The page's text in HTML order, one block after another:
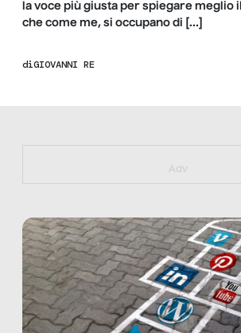
la voce più giusta per spiegare meglio
che come me, si occupano di […]
diGIOVANNI RE
https://bit.ly/muster_aggiornamento
Adv